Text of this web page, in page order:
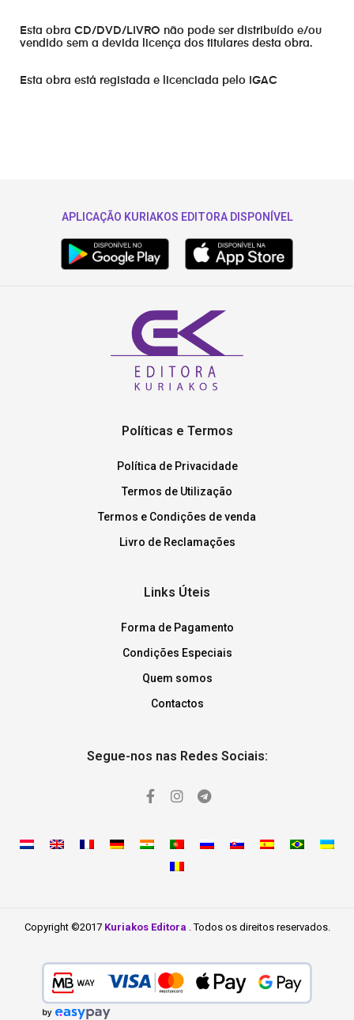
Esta obra CD/DVD/LIVRO não pode ser distribuído e/ou
vendido sem a devida licença dos titulares desta obra.
Esta obra está registada e licenciada pelo IGAC
APLICAÇÃO KURIAKOS EDITORA DISPONÍVEL
Políticas e Termos
Política de Privacidade
Termos de Utilização
Termos e Condições de venda
Livro de Reclamações
Links Úteis
Forma de Pagamento
Condições Especiais
Quem somos
Contactos
Segue-nos nas Redes Sociais:
Copyright ©2017 Kuriakos Editora . Todos os direitos reservados.